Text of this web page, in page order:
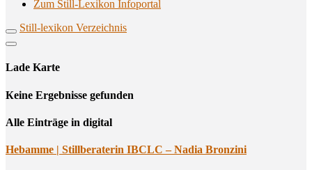
Zum Still-Lexikon Infoportal
Still-lexikon Verzeichnis
Lade Karte
Кeine Ergebnisse gefunden
Alle Einträge in digital
Heb­am­me | Still­be­ra­te­rin IBCLC – Nadia Bronzini